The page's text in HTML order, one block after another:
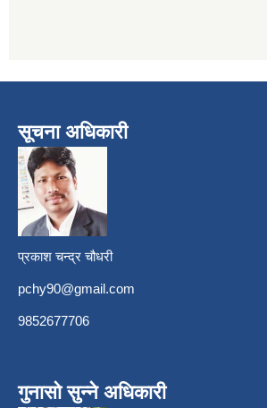
सूचना अधिकारी
प्रकाश चन्द्र चौधरी
pchy90@gmail.com
9852677706
गुनासो सुन्ने अधिकारी